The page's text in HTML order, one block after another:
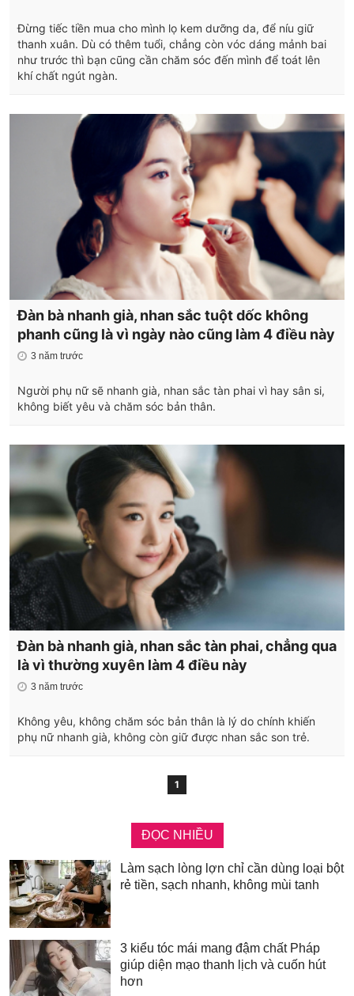
Đừng tiếc tiền mua cho mình lọ kem dưỡng da, để níu giữ
thanh xuân. Dù có thêm tuổi, chẳng còn vóc dáng mảnh bai
như trước thì bạn cũng cần chăm sóc đến mình để toát lên
khí chất ngút ngàn.
Đàn bà nhanh già, nhan sắc tuột dốc không
phanh cũng là vì ngày nào cũng làm 4 điều này
3 năm trước
Người phụ nữ sẽ nhanh già, nhan sắc tàn phai vì hay sân si,
không biết yêu và chăm sóc bản thân.
Đàn bà nhanh già, nhan sắc tàn phai, chẳng qua
là vì thường xuyên làm 4 điều này
3 năm trước
Không yêu, không chăm sóc bản thân là lý do chính khiến
phụ nữ nhanh già, không còn giữ được nhan sắc son trẻ.
1
ĐỌC NHIỀU
Làm sạch lòng lợn chỉ cần dùng loại bột
rẻ tiền, sạch nhanh, không mùi tanh
3 kiểu tóc mái mang đậm chất Pháp
giúp diện mạo thanh lịch và cuốn hút
hơn